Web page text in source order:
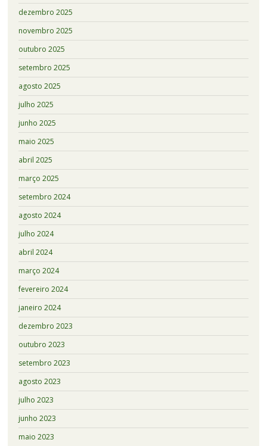
dezembro 2025
novembro 2025
outubro 2025
setembro 2025
agosto 2025
julho 2025
junho 2025
maio 2025
abril 2025
março 2025
setembro 2024
agosto 2024
julho 2024
abril 2024
março 2024
fevereiro 2024
janeiro 2024
dezembro 2023
outubro 2023
setembro 2023
agosto 2023
julho 2023
junho 2023
maio 2023